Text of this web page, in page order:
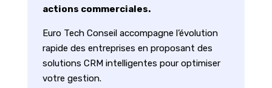
actions commerciales.
Euro Tech Conseil accompagne l’évolution
rapide des entreprises en proposant des
solutions CRM intelligentes pour optimiser
votre gestion.